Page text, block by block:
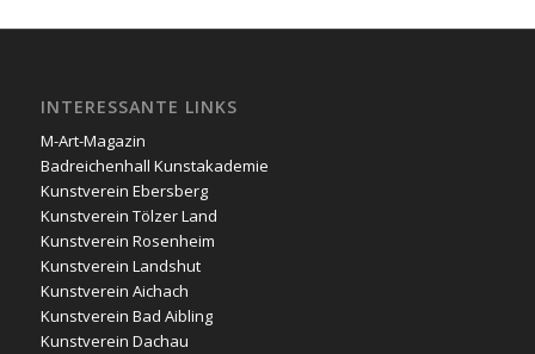
INTERESSANTE LINKS
M-Art-Magazin
Badreichenhall Kunstakademie
Kunstverein Ebersberg
Kunstverein Tölzer Land
Kunstverein Rosenheim
Kunstverein Landshut
Kunstverein Aichach
Kunstverein Bad Aibling
Kunstverein Dachau